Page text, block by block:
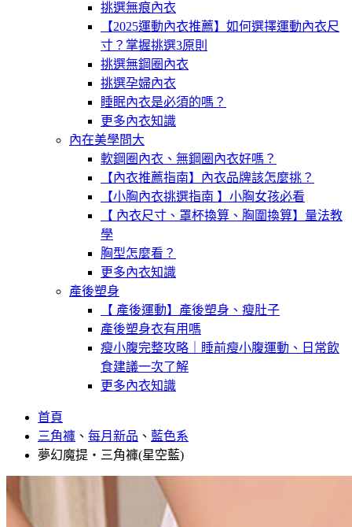
挑選無痕內衣
【2025運動內衣推薦】如何選擇運動內衣尺
寸？掌握挑選3原則
挑選無鋼圈內衣
挑選孕婦內衣
睡眠內衣是必須的嗎？
更多內衣知識
內在美學問大
軟鋼圈內衣、無鋼圈內衣好嗎？
【內衣推薦指南】內衣品牌該怎麼挑？
【小胸內衣挑選指南 】小胸女孩必看
【 內衣尺寸、罩杯換算、胸圍換算】量法教
學
胸型怎麼看？
更多內衣知識
產後塑身
【 產後運動】產後塑身、瘦肚子
產後塑身衣有用嗎
瘦小腹完整攻略｜睡前瘦小腹運動、日常飲
食建議一次了解
更多內衣知識
首頁
三角褲 、 每月新品 、 藍色系
夢幻魔提・三角褲(星空藍)